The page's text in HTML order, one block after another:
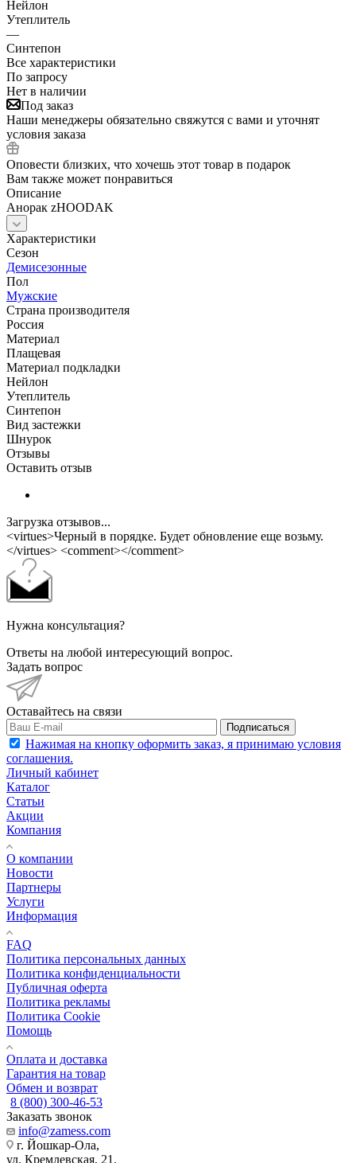
Нейлон
Утеплитель
—
Синтепон
Все характеристики
По запросу
Нет в наличии
Под заказ
Наши менеджеры обязательно свяжутся с вами и уточнят
условия заказа
Оповести близких, что хочешь этот товар в подарок
Вам также может понравиться
Описание
Анорак zHOODAK
Характеристики
Сезон
Демисезонные
Пол
Мужские
Страна производителя
Россия
Материал
Плащевая
Материал подкладки
Нейлон
Утеплитель
Синтепон
Вид застежки
Шнурок
Отзывы
Оставить отзыв
Загрузка отзывов...
<virtues>Черный в порядке. Будет обновление еще возьму.
</virtues> <comment></comment>
Нужна консультация?
Ответы на любой интересующий вопрос.
Задать вопрос
Оставайтесь на связи
Подписаться
Нажимая на кнопку оформить заказ, я принимаю условия
соглашения.
Личный кабинет
Каталог
Статьи
Акции
Компания
О компании
Новости
Партнеры
Услуги
Информация
FAQ
Политика персональных данных
Политика конфиденциальности
Публичная оферта
Политика рекламы
Политика Cookie
Помощь
Оплата и доставка
Гарантия на товар
Обмен и возврат
8 (800) 300-46-53
Заказать звонок
info@zamess.com
г. Йошкар-Ола,
ул. Кремлевская, 21.